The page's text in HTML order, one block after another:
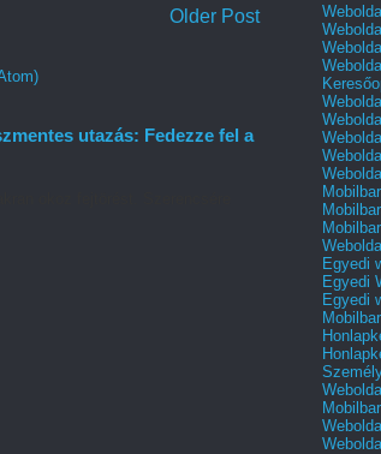
Older Post
utazás: Fedezze fel a
Egyedi
Egyedi
Egyedi